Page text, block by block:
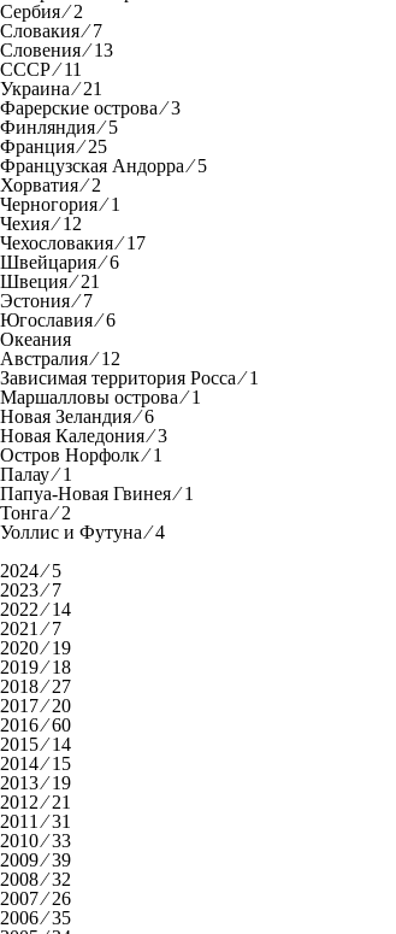
Сербия ⁄ 2
Словакия ⁄ 7
Словения ⁄ 13
СССР ⁄ 11
Украина ⁄ 21
Фарерские острова ⁄ 3
Финляндия ⁄ 5
Франция ⁄ 25
Французская Андорра ⁄ 5
Хорватия ⁄ 2
Черногория ⁄ 1
Чехия ⁄ 12
Чехословакия ⁄ 17
Швейцария ⁄ 6
Швеция ⁄ 21
Эстония ⁄ 7
Югославия ⁄ 6
Океания
Австралия ⁄ 12
Зависимая территория Росса ⁄ 1
Маршалловы острова ⁄ 1
Новая Зеландия ⁄ 6
Новая Каледония ⁄ 3
Остров Норфолк ⁄ 1
Палау ⁄ 1
Папуа-Новая Гвинея ⁄ 1
Тонга ⁄ 2
Уоллис и Футуна ⁄ 4
2024 ⁄ 5
2023 ⁄ 7
2022 ⁄ 14
2021 ⁄ 7
2020 ⁄ 19
2019 ⁄ 18
2018 ⁄ 27
2017 ⁄ 20
2016 ⁄ 60
2015 ⁄ 14
2014 ⁄ 15
2013 ⁄ 19
2012 ⁄ 21
2011 ⁄ 31
2010 ⁄ 33
2009 ⁄ 39
2008 ⁄ 32
2007 ⁄ 26
2006 ⁄ 35